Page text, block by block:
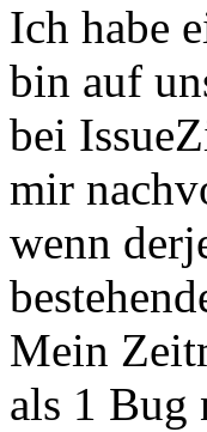
Ich habe
bin auf
bei
mir
wenn
Mein
als 1 Bug